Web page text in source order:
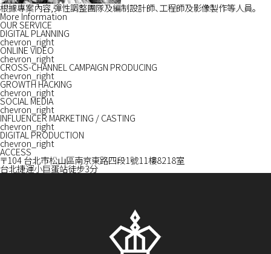
根據專案內容,彈性調整團隊及編制設計師、工程師及影像製作等人員。
More Information
OUR SERVICE
DIGITAL PLANNING
chevron_right
ONLINE VIDEO
chevron_right
CROSS-CHANNEL CAMPAIGN PRODUCING
chevron_right
GROWTH HACKING
chevron_right
SOCIAL MEDIA
chevron_right
INFLUENCER MARKETING / CASTING
chevron_right
DIGITAL PRODUCTION
chevron_right
ACCESS
〒104 台北市松山區南京東路四段1號11樓8218室
台北捷運小巨蛋站徒步3分